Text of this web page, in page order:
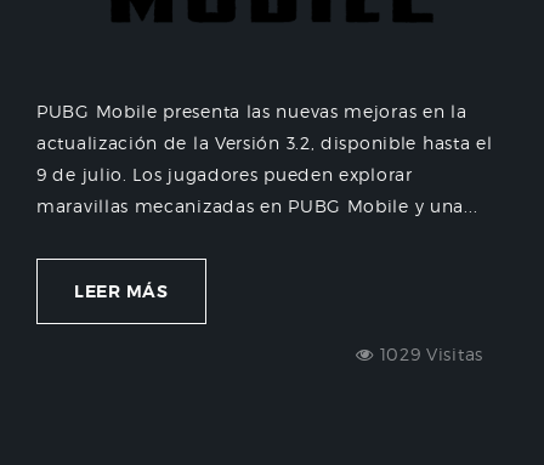
PUBG Mobile presenta las nuevas mejoras en la
actualización de la Versión 3.2, disponible hasta el
9 de julio. Los jugadores pueden explorar
maravillas mecanizadas en PUBG Mobile y una...
LEER MÁS
1029 Visitas